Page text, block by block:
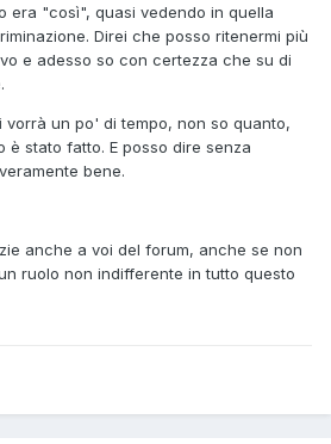
era "così", quasi vedendo in quella
Direi che posso ritenermi più
e adesso so con certezza che su di
vorrà un po' di tempo, non so quanto,
è stato fatto. E posso dire senza
bene.
anche a voi del forum, anche se non
ruolo non indifferente in tutto questo